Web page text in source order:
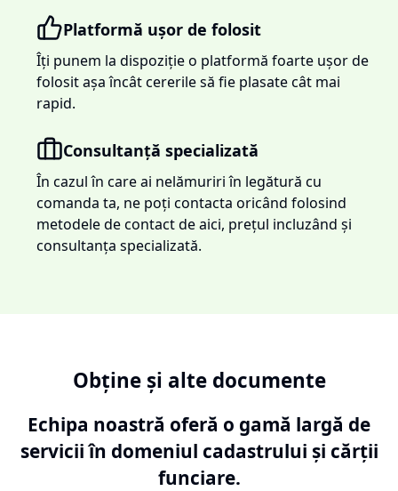
Platformă ușor de folosit
Îți punem la dispoziție o platformă foarte ușor de
folosit așa încât cererile să fie plasate cât mai
rapid.
Consultanță specializată
În cazul în care ai nelămuriri în legătură cu
comanda ta, ne poți contacta oricând folosind
metodele de contact de aici, prețul incluzând și
consultanța specializată.
Obține și alte documente
Echipa noastră oferă o gamă largă de
servicii în domeniul cadastrului și cărții
funciare.